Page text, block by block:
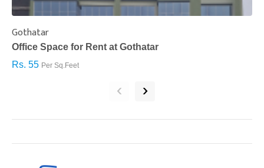
Gothatar
Office Space for Rent at Gothatar
Rs. 55 Per Sq.Feet
‹ ›